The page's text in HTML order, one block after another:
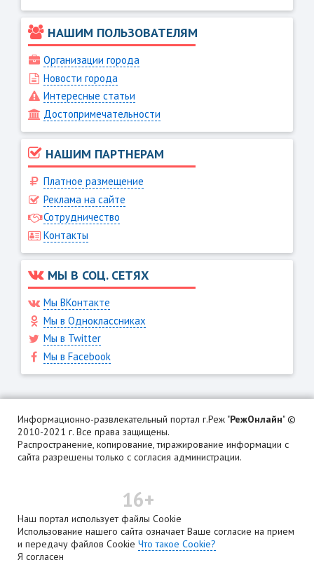
НАШИМ ПОЛЬЗОВАТЕЛЯМ
Организации города
Новости города
Интересные статьи
Достопримечательности
НАШИМ ПАРТНЕРАМ
Платное размещение
Реклама на сайте
Сотрудничество
Контакты
МЫ В СОЦ. СЕТЯХ
Мы ВКонтакте
Мы в Одноклассниках
Мы в Twitter
Мы в Facebook
Информационно-развлекательный портал г.Реж "РежОнлайн" ©
2010-2021 г. Все права защищены.
Распространение, копирование, тиражирование информации с
сайта разрешены только с согласия администрации.
16+
Наш портал использует файлы Cookie
Использование нашего сайта означает Ваше согласие на прием
и передачу файлов Cookie Что такое Cookie?
Я согласен